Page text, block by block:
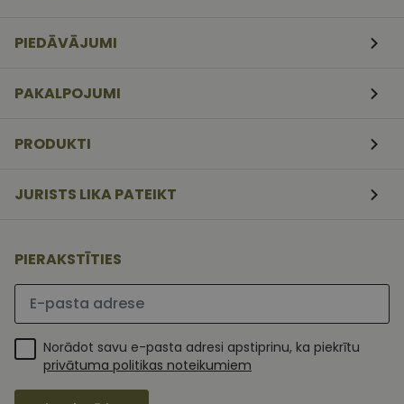
PIEDĀVĀJUMI
PAKALPOJUMI
PRODUKTI
JURISTS LIKA PATEIKT
PIERAKSTĪTIES
Lūdzu ievadiet e-pasta adresi
Norādot savu e-pasta adresi apstiprinu, ka piekrītu
privātuma politikas noteikumiem
Script.com
serviss, lai
sīkfailu
piekrišanas
lai Cookie-
Script.com
darbotos
pareizi.